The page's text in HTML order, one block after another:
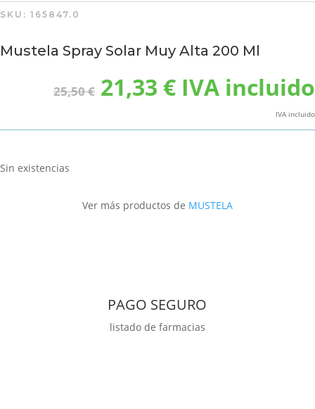
SKU: 165847.0
Mustela Spray Solar Muy Alta 200 Ml
25,50€ El
precio
era:
21,33 €El
precio
es:
IVA incluido
IVA incluido
Sin existencias
Ver más productos de MUSTELA
PAGO SEGURO
listado de farmacias